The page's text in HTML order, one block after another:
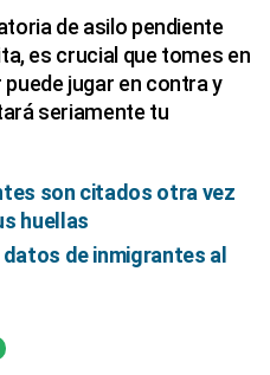
de asilo pendiente
es crucial que tomes en
jugar en contra y
seriamente tu
son citados otra vez
huellas
de inmigrantes al